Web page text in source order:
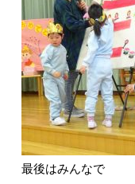
最後はみんなで